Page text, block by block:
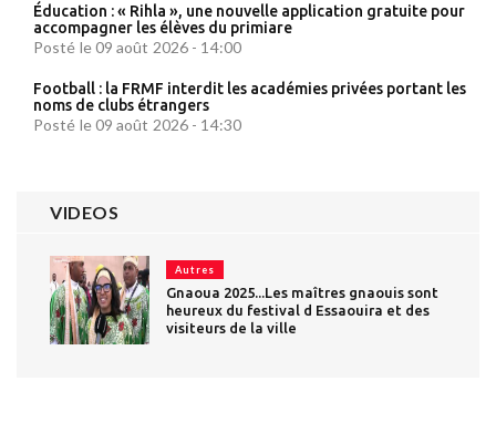
Éducation : « Rihla », une nouvelle application gratuite pour
accompagner les élèves du primiare
Posté le 09 août 2026 - 14:00
Football : la FRMF interdit les académies privées portant les
noms de clubs étrangers
Posté le 09 août 2026 - 14:30
VIDEOS
Autres
Gnaoua 2025...Les maîtres gnaouis sont
heureux du festival d Essaouira et des
visiteurs de la ville